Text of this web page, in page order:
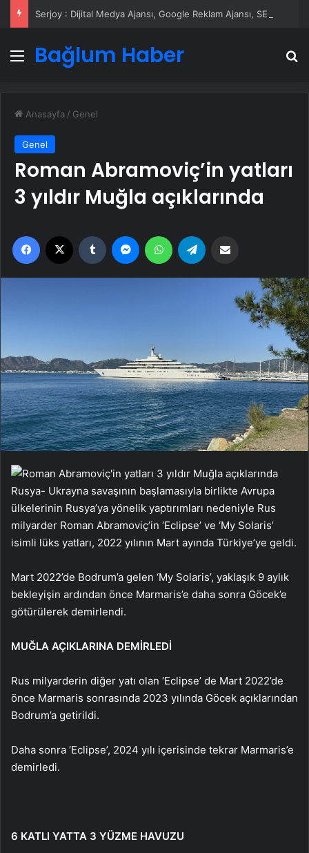
Menü
Bağlum Haber
Anasayfa / Genel
Genel
Roman Abramoviç’in yatları
3 yıldır Muğla açıklarında
Facebook Tumblr MessengerWhatsApp
Rusya- Ukrayna savaşının başlamasıyla birlikte Avrupa
ülkelerinin Rusya’ya yönelik yaptırımları nedeniyle Rus
milyarder Roman Abramoviç’in ‘Eclipse’ ve ‘My Solaris’
isimli lüks yatları, 2022 yılının Mart ayında Türkiye’ye geldi.
Mart 2022’de Bodrum’a gelen ‘My Solaris’, yaklaşık 9 aylık
bekleyişin ardından önce Marmaris’e daha sonra Göcek’e
götürülerek demirlendi.
MUĞLA AÇIKLARINA DEMİRLEDİ
Rus milyarderin diğer yatı olan ‘Eclipse’ de Mart 2022’de
önce Marmaris sonrasında 2023 yılında Göcek açıklarından
Bodrum’a getirildi.
Daha sonra ‘Eclipse’, 2024 yılı içerisinde tekrar Marmaris’e
demirledi.
6 KATLI YATTA 3 YÜZME HAVUZU